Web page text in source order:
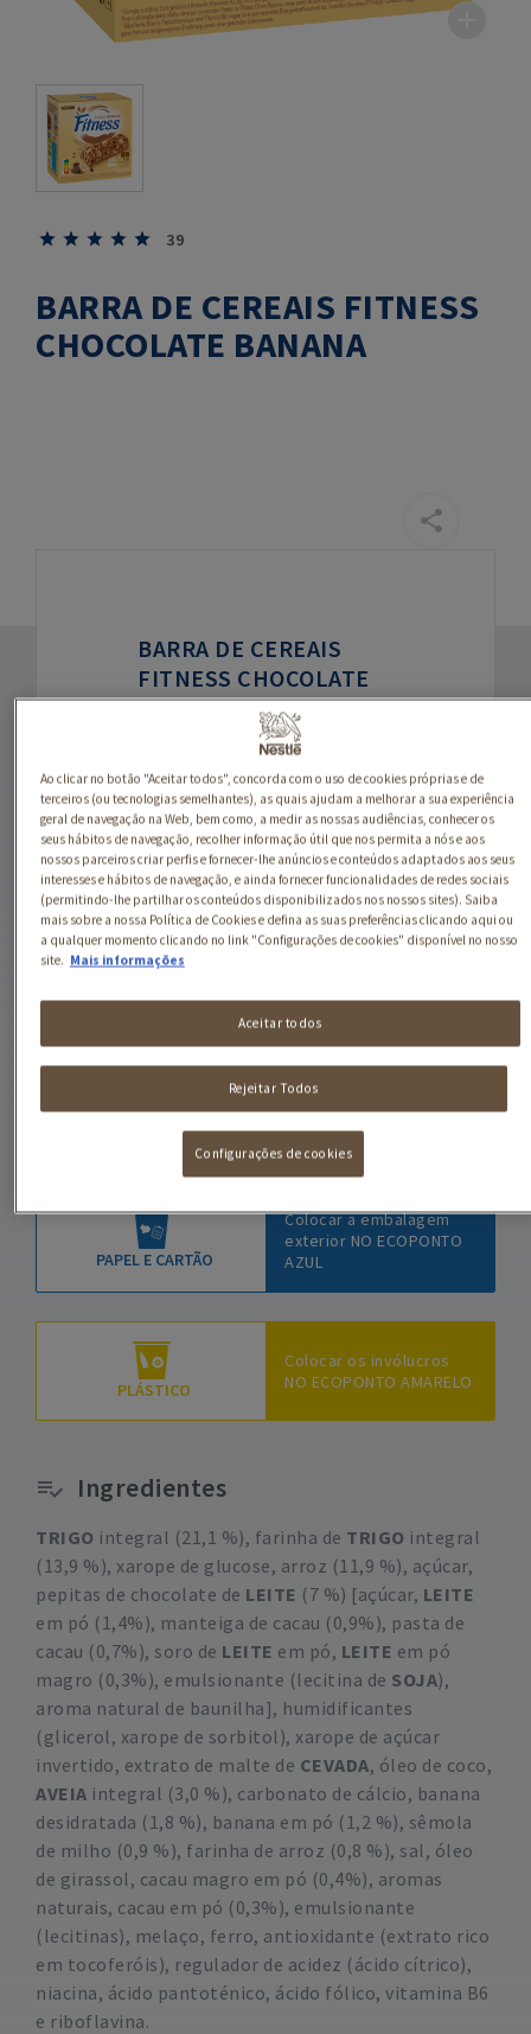
39
BARRA DE CEREAIS FITNESS
CHOCOLATE BANANA
BARRA DE CEREAIS
FITNESS CHOCOLATE
BANANA
Barra de Cereais Fitness
Chocolate Banana. Barra
de cereais com chocolate
e banana, 5 vitaminas,
ferro e cálcio.
COMO RECICLARA EMBALAGEM
PAPEL E CARTÃO
Colocar a embalagem
exterior NO ECOPONTO
AZUL
PLÁSTICO
Colocar os invólucros
NO ECOPONTO AMARELO
Ingredientes
TRIGO integral (21,1 %), farinha de TRIGO integral
(13,9 %), xarope de glucose, arroz (11,9 %), açúcar,
pepitas de chocolate de LEITE (7 %) [açúcar, LEITE
em pó (1,4%), manteiga de cacau (0,9%), pasta de
cacau (0,7%), soro de LEITE em pó, LEITE em pó
magro (0,3%), emulsionante (lecitina de SOJA),
aroma natural de baunilha], humidificantes
(glicerol, xarope de sorbitol), xarope de açúcar
invertido, extrato de malte de CEVADA, óleo de coco,
AVEIA integral (3,0 %), carbonato de cálcio, banana
desidratada (1,8 %), banana em pó (1,2 %), sêmola
de milho (0,9 %), farinha de arroz (0,8 %), sal, óleo
de girassol, cacau magro em pó (0,4%), aromas
naturais, cacau em pó (0,3%), emulsionante
(lecitinas), melaço, ferro, antioxidante (extrato rico
em tocoferóis), regulador de acidez (ácido cítrico),
niacina, ácido pantoténico, ácido fólico, vitamina B6
e riboflavina.
Ao clicar no botão "Aceitar todos", concorda com o uso de cookies próprias e de
terceiros (ou tecnologias semelhantes), as quais ajudam a melhorar a sua experiência
geral de navegação na Web, bem como, a medir as nossas audiências, conhecer os
seus hábitos de navegação, recolher informação útil que nos permita a nós e aos
nossos parceiros criar perfis e fornecer-lhe anúncios e conteúdos adaptados aos seus
interesses e hábitos de navegação, e ainda fornecer funcionalidades de redes sociais
(permitindo-lhe partilhar os conteúdos disponibilizados nos nossos sites). Saiba
mais sobre a nossa Política de Cookies e defina as suas preferências clicando aqui ou
a qualquer momento clicando no link "Configurações de cookies" disponível no nosso
site. Mais informações
Rejeitar Todos
Aceitar todos
Configurações de cookies